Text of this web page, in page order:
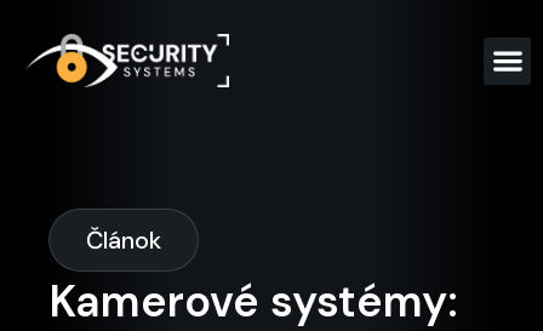
Článok
Kamerové systémy: